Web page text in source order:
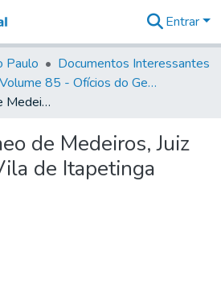
&
Coleções
Tudo na
Biblioteca
Estatísticas
Entrar
Paulo
Documentos Interessantes
Volume 85 - Ofícios do General Francisco da Cunha Menezes (Governador da Capitania): 1782- 1786
Para Bartolomeo de Medeiros, Juiz Ordinário da Vila de Itapetinga
de Medeiros, Juiz
de Itapetinga